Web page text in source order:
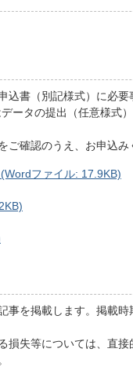
書（別記様式）に必要
ータの提出（任意様式
確認のうえ、お申込み
ファイル: 17.9KB)
事を掲載します。掲載
損失等については、直